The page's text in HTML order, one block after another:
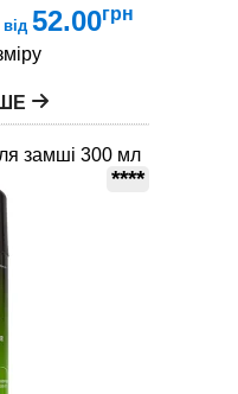
за взуттям
від 52.00грн
замші 300 мл
****